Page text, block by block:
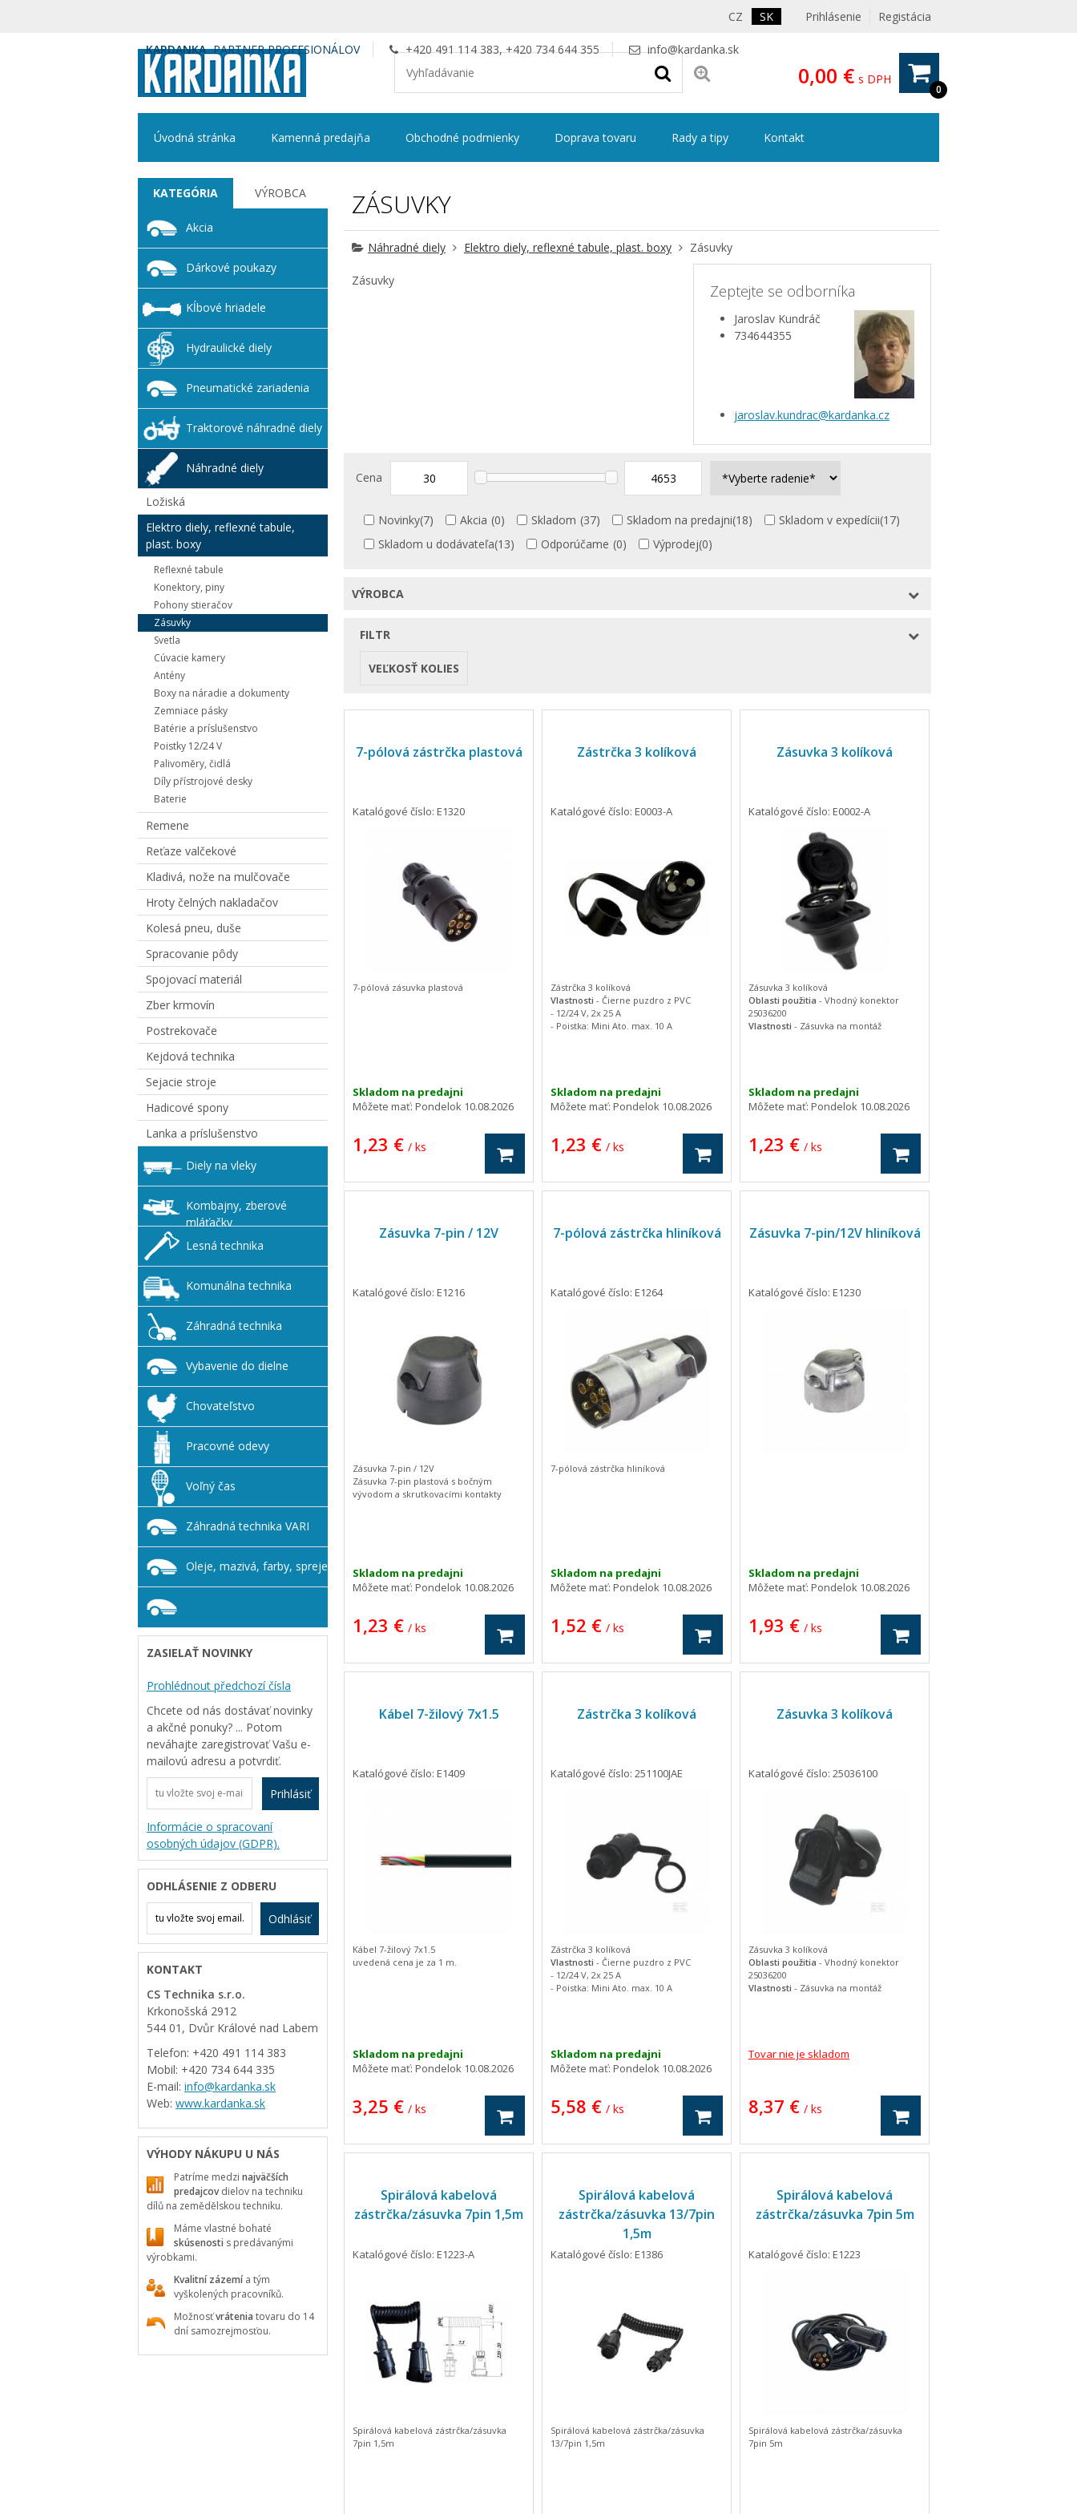
Prihlásenie Registácia
CZ SK
KARDANKA PARTNER PROFESIONÁLOV +420 491 114 383, +420 734 644 355 info@kardanka.sk
0
0,00 € s DPH
Úvodná stránka Kamenná predajňa Obchodné podmienky Doprava tovaru Rady a tipy Kontakt
ZÁSUVKY
Náhradné diely Elektro diely, reflexné tabule, plast. boxy Zásuvky
Zeptejte se odborníka
Jaroslav Kundráč
734644355
jaroslav.kundrac@kardanka.cz
Zásuvky
Cena
Novinky(7) Akcia (0) Skladom (37) Skladom na predajni(18) Skladom v expedícii(17)
Skladom u dodávateľa(13) Odporúčame (0) Výprodej(0)
VÝROBCA
FILTR
VEĽKOSŤ KOLIES
7-pólová zástrčka plastová
Katalógové číslo: E1320
Skladom na predajni
Môžete mať: Pondelok 10.08.2026
1,23 € / ks
7-pólová zásuvka plastová
Zástrčka 3 kolíková
Katalógové číslo: E0003-A
Skladom na predajni
Môžete mať: Pondelok 10.08.2026
1,23 € / ks
Zástrčka 3 kolíková
Vlastnosti - Čierne puzdro z PVC
- 12/24 V, 2x 25 A
- Poistka: Mini Ato. max. 10 A
Zásuvka 3 kolíková
Katalógové číslo: E0002-A
Skladom na predajni
Môžete mať: Pondelok 10.08.2026
1,23 € / ks
Zásuvka 3 kolíková
Oblasti použitia - Vhodný konektor
25036200
Vlastnosti - Zásuvka na montáž
- Montážny priemer: 30 mm
- S plochou zástrčkovou prípojkou
Kapacita (A) 16
Zásuvka 7-pin / 12V
Katalógové číslo: E1216
Skladom na predajni
Môžete mať: Pondelok 10.08.2026
1,23 € / ks
Zásuvka 7-pin / 12V
Zásuvka 7-pin plastová s bočným
vývodom a skrutkovacími kontakty
7-pólová zástrčka hliníková
Katalógové číslo: E1264
Skladom na predajni
Môžete mať: Pondelok 10.08.2026
1,52 € / ks
7-pólová zástrčka hliníková
Zásuvka 7-pin/12V hliníková
Katalógové číslo: E1230
Skladom na predajni
Môžete mať: Pondelok 10.08.2026
1,93 € / ks
Kábel 7-žilový 7x1.5
Katalógové číslo: E1409
Skladom na predajni
Môžete mať: Pondelok 10.08.2026
3,25 € / ks
Kábel 7-žilový 7x1.5
uvedená cena je za 1 m.
Zástrčka 3 kolíková
Katalógové číslo: 251100JAE
Skladom na predajni
Môžete mať: Pondelok 10.08.2026
5,58 € / ks
Zástrčka 3 kolíková
Vlastnosti - Čierne puzdro z PVC
- 12/24 V, 2x 25 A
- Poistka: Mini Ato. max. 10 A
Zásuvka 3 kolíková
Katalógové číslo: 25036100
Tovar nie je skladom
8,37 € / ks
Zásuvka 3 kolíková
Oblasti použitia - Vhodný konektor
25036200
Vlastnosti - Zásuvka na montáž
- Montážny priemer: 30 mm
Kapacita (A) 16
Spirálová kabelová
zástrčka/zásuvka 7pin 1,5m
Katalógové číslo: E1223-A
Spirálová kabelová zástrčka/zásuvka
7pin 1,5m
Spirálová kabelová
zástrčka/zásuvka 13/7pin
1,5m
Katalógové číslo: E1386
Spirálová kabelová zástrčka/zásuvka
13/7pin 1,5m
Spirálová kabelová
zástrčka/zásuvka 7pin 5m
Katalógové číslo: E1223
Spirálová kabelová zástrčka/zásuvka
7pin 5m
KATEGÓRIA VÝROBCA
Akcia
Dárkové poukazy
Kĺbové hriadele
Hydraulické diely
Pneumatické zariadenia
Traktorové náhradné diely
Náhradné diely
Ložiská
Elektro diely, reflexné tabule,
plast. boxy
Reflexné tabule
Konektory, piny
Pohony stieračov
Zásuvky
Svetla
Cúvacie kamery
Antény
Boxy na náradie a dokumenty
Zemniace pásky
Batérie a príslušenstvo
Poistky 12/24 V
Palivoměry, čidlá
Díly přístrojové desky
Baterie
Remene
Reťaze valčekové
Kladivá, nože na mulčovače
Hroty čelných nakladačov
Kolesá pneu, duše
Spracovanie pôdy
Spojovací materiál
Zber krmovín
Postrekovače
Kejdová technika
Sejacie stroje
Hadicové spony
Lanka a príslušenstvo
Diely na vleky
Kombajny, zberové
mláťačky
Lesná technika
Komunálna technika
Záhradná technika
Vybavenie do dielne
Chovateľstvo
Pracovné odevy
Voľný čas
Záhradná technika VARI
Oleje, mazivá, farby, spreje
ZASIELAŤ NOVINKY
Prohlédnout předchozí čísla
Chcete od nás dostávať novinky
a akčné ponuky? ... Potom
neváhajte zaregistrovať Vašu e-
mailovú adresu a potvrdiť.
Prihlásiť
Informácie o spracovaní
osobných údajov (GDPR).
ODHLÁSENIE Z ODBERU
Odhlásiť
KONTAKT
CS Technika s.r.o.
Krkonošská 2912
544 01, Dvůr Králové nad Labem
Telefon: +420 491 114 383
Mobil: +420 734 644 335
E-mail: info@kardanka.sk
Web: www.kardanka.sk
VÝHODY NÁKUPU U NÁS
Patríme medzi najväčších
predajcovdielov na techniku
dílů na zemědělskou techniku.
Máme vlastné bohaté
skúsenosti s predávanými
výrobkami.
Kvalitní zázemía tým
vyškolených pracovníků.
Možnosťvrátenia tovaru do 14
dní samozrejmosťou.